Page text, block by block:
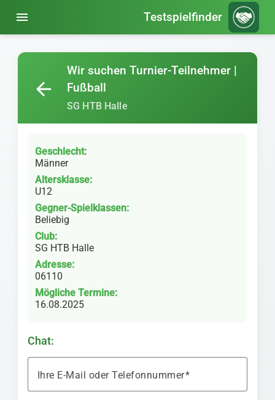
menu Testspielfinder
Wir suchen Turnier-Teilnehmer |
Fußball
SG HTB Halle
arrow_back
Geschlecht:
Männer
Altersklasse:
U12
Gegner-Spielklassen:
Beliebig
Club:
SG HTB Halle
Adresse:
06110
Mögliche Termine:
16.08.2025
Chat:
Ihre E-Mail oder Telefonnummer